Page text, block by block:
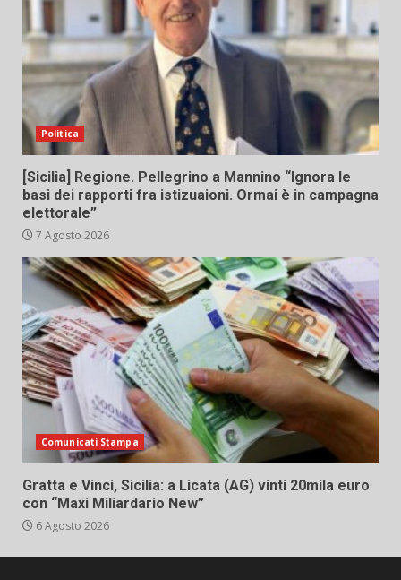
Politica
[Sicilia] Regione. Pellegrino a Mannino “Ignora le
basi dei rapporti fra istizuaioni. Ormai è in campagna
elettorale”
7 Agosto 2026
Comunicati Stampa
Gratta e Vinci, Sicilia: a Licata (AG) vinti 20mila euro
con “Maxi Miliardario New”
6 Agosto 2026